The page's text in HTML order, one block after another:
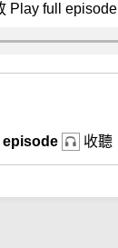
Play full episode
episode 收聽